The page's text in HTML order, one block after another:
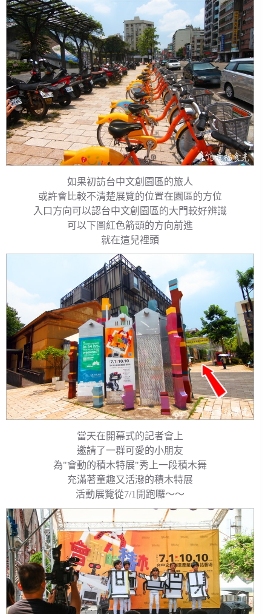
如果初訪台中文創園區的旅人
或許會比較不清楚展覽的位置在園區的方位
入口方向可以認台中文創園區的大門較好辨識
可以下圖紅色箭頭的方向前進
就在這兒裡頭
當天在開幕式的記者會上
邀請了一群可愛的小朋友
為"會動的積木特展"秀上一段積木舞
充滿著童趣又活潑的積木特展
活動展覽從7/1開跑囉～～